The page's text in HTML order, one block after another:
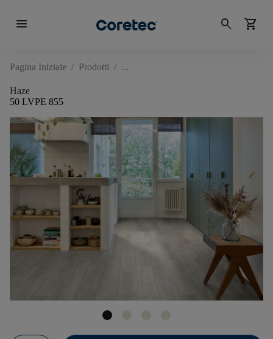
menu search shopping_cart
Pagina Iniziale / Prodotti /
Haze
50 LVPE 855